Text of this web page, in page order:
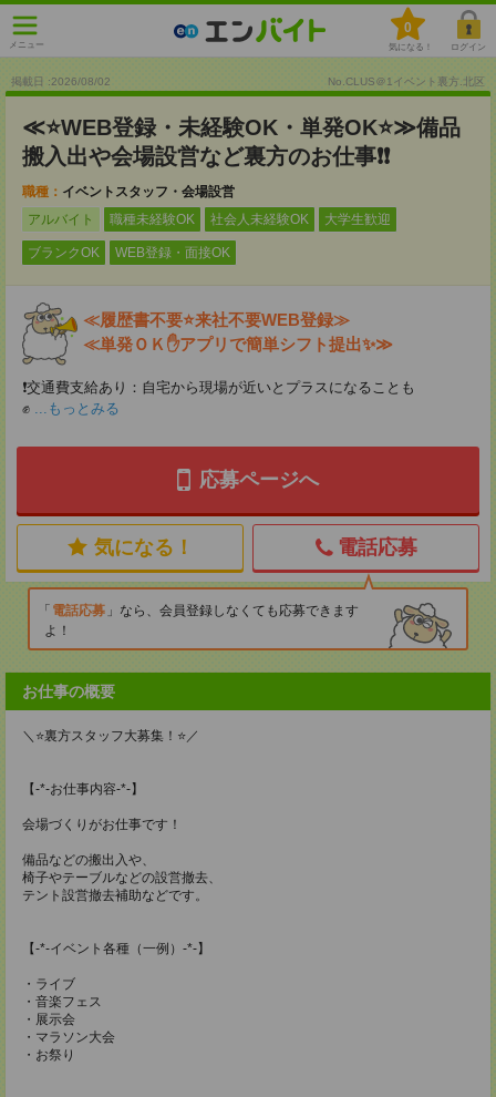
メニュー
0
気になる！ ログイン
掲載日 :2026/08/02 No.CLUS＠1イベント裏方.北区
≪⭐WEB登録・未経験OK・単発OK⭐≫備品
搬入出や会場設営など裏方のお仕事❗❗
職種： イベントスタッフ・会場設営
アルバイト
職種未経験OK 社会人未経験OK 大学生歓迎
ブランクOK WEB登録・面接OK
≪履歴書不要⭐来社不要WEB登録≫
≪単発ＯＫ✋アプリで簡単シフト提出✨≫
❗交通費支給あり：自宅から現場が近いとプラスになることも
✊ ...もっとみる
応募ページへ
気になる！ 電話応募
電話応募
なら、会員登録しなくても応募できます
よ！
お仕事の概要
＼⭐裏方スタッフ大募集！⭐／
【-*-お仕事内容-*-】
会場づくりがお仕事です！
備品などの搬出入や、
椅子やテーブルなどの設営撤去、
テント設営撤去補助などです。
【-*-イベント各種（一例）-*-】
・ライブ
・音楽フェス
・展示会
・マラソン大会
・お祭り